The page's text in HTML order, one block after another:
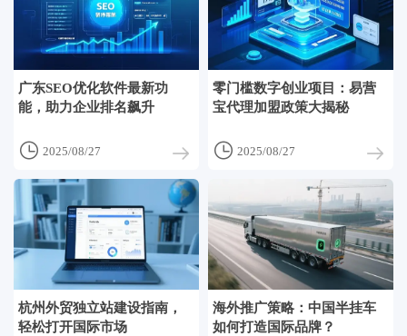
广东SEO优化软件最新功
能，助力企业排名飙升
 2025/08/27
零门槛数字创业项目：易营
宝代理加盟政策大揭秘
 2025/08/27
杭州外贸独立站建设指南，
轻松打开国际市场
海外推广策略：中国半挂车
如何打造国际品牌？